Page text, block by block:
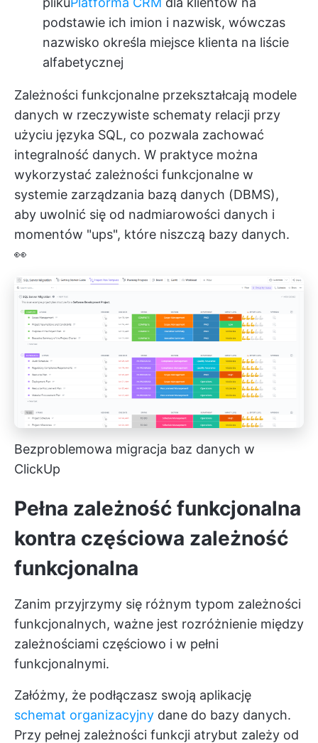
podstawie ich imion i nazwisk, wówczas
nazwisko określa miejsce klienta na liście
alfabetycznej
Zależności funkcjonalne przekształcają modele
danych w rzeczywiste schematy relacji przy
użyciu języka SQL, co pozwala zachować
integralność danych. W praktyce można
wykorzystać zależności funkcjonalne w
systemie zarządzania bazą danych (DBMS),
aby uwolnić się od nadmiarowości danych i
momentów "ups", które niszczą bazy danych.
👀
Bezproblemowa migracja baz danych w
ClickUp
Pełna zależność funkcjonalna
kontra częściowa zależność
funkcjonalna
Zanim przyjrzymy się różnym typom zależności
funkcjonalnych, ważne jest rozróżnienie między
zależnościami częściowo i w pełni
funkcjonalnymi.
Załóżmy, że podłączasz swoją aplikację
schemat organizacyjny dane do bazy danych.
Przy pełnej zależności funkcji atrybut zależy od